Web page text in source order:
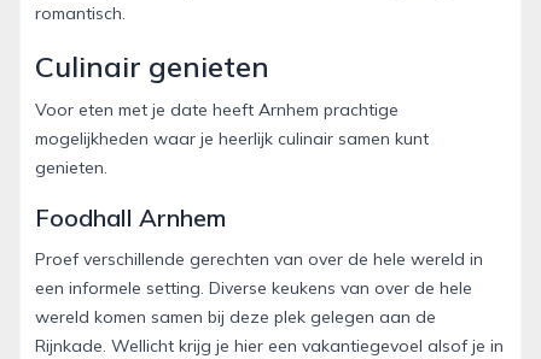
romantisch.
Culinair genieten
Voor eten met je date heeft Arnhem prachtige
mogelijkheden waar je heerlijk culinair samen kunt
genieten.
Foodhall Arnhem
Proef verschillende gerechten van over de hele wereld in
een informele setting. Diverse keukens van over de hele
wereld komen samen bij deze plek gelegen aan de
Rijnkade. Wellicht krijg je hier een vakantiegevoel alsof je in